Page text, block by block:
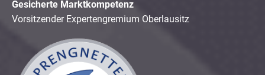
Gesicherte Marktkompetenz
Vorsitzender Expertengremium Oberlausitz